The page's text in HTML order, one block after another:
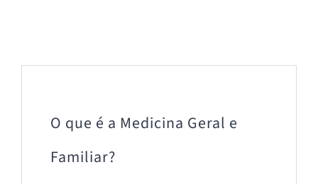
O que é a Medicina Geral e
Familiar?